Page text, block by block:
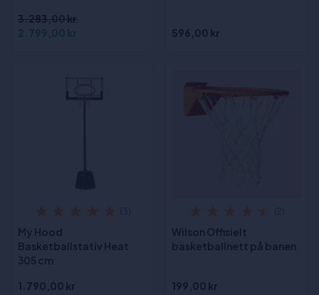
3.283,00 kr
2.799,00 kr
596,00 kr
My Hood
Basketballstativ Heat
305 cm
1.790,00 kr
Wilson Offisielt
basketballnett på banen
199,00 kr